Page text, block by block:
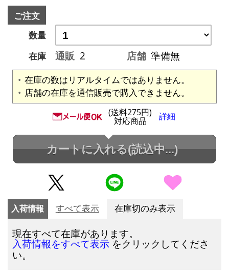
ご注文
数量
在庫
通販 2 店舗 準備無
在庫の数はリアルタイムではありません。
店舗の在庫を通信販売で購入できません。
(送料275円)
対応商品 詳細
カートに入れる(読込中...)
入荷情報 すべて表示 在庫切のみ表示
現在すべて在庫があります。
入荷情報をすべて表示 をクリックしてくださ
い。